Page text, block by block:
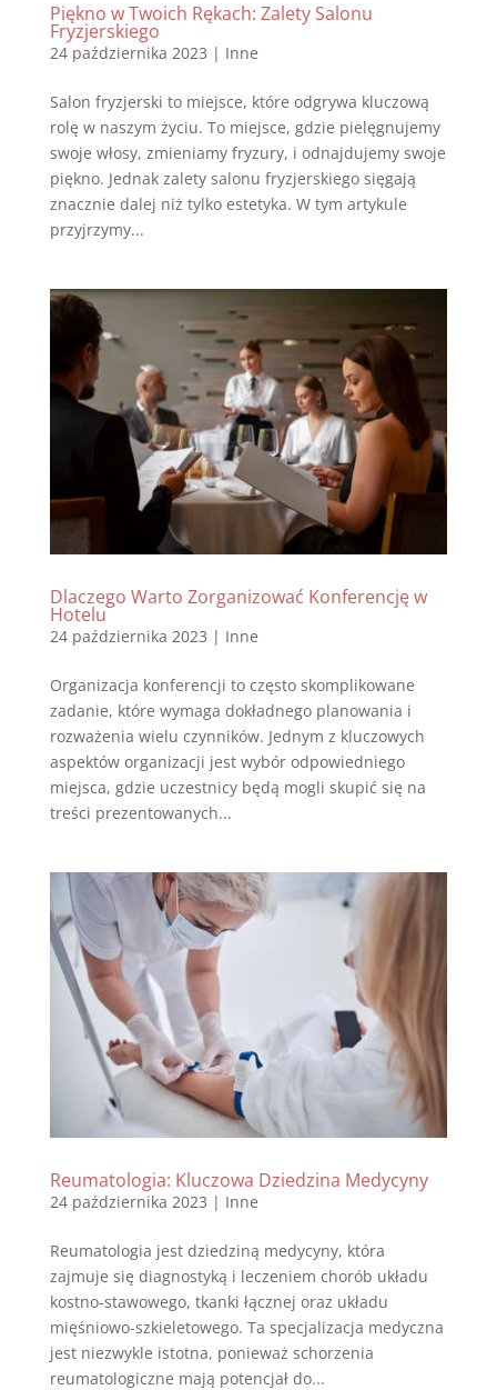
Piękno w Twoich Rękach: Zalety Salonu
Fryzjerskiego
24 października 2023 | Inne
Salon fryzjerski to miejsce, które odgrywa kluczową
rolę w naszym życiu. To miejsce, gdzie pielęgnujemy
swoje włosy, zmieniamy fryzury, i odnajdujemy swoje
piękno. Jednak zalety salonu fryzjerskiego sięgają
znacznie dalej niż tylko estetyka. W tym artykule
przyjrzymy...
Dlaczego Warto Zorganizować Konferencję w
Hotelu
24 października 2023 | Inne
Organizacja konferencji to często skomplikowane
zadanie, które wymaga dokładnego planowania i
rozważenia wielu czynników. Jednym z kluczowych
aspektów organizacji jest wybór odpowiedniego
miejsca, gdzie uczestnicy będą mogli skupić się na
treści prezentowanych...
Reumatologia: Kluczowa Dziedzina Medycyny
24 października 2023 | Inne
Reumatologia jest dziedziną medycyny, która
zajmuje się diagnostyką i leczeniem chorób układu
kostno-stawowego, tkanki łącznej oraz układu
mięśniowo-szkieletowego. Ta specjalizacja medyczna
jest niezwykle istotna, ponieważ schorzenia
reumatologiczne mają potencjał do...